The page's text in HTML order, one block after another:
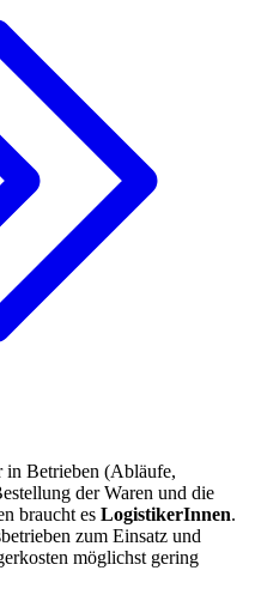
in Betrieben (Abläufe,
der Waren und die
braucht es LogistikerInnen.
zum Einsatz und
möglichst gering